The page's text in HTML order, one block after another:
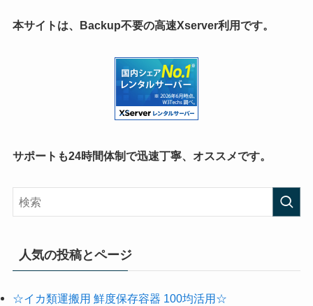
本サイトは、Backup不要の高速Xserver利用です。
サポートも24時間体制で迅速丁寧、オススメです。
人気の投稿とページ
☆イカ類運搬用 鮮度保存容器 100均活用☆